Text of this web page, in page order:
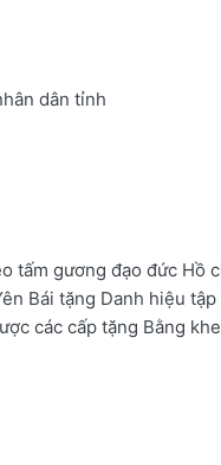
dân tỉnh
tấm gương đạo đức Hồ
Bái tặng Danh hiệu
các cấp tặng Bằng